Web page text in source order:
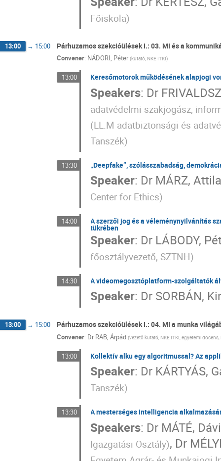
Főiskola)
13:00 → 15:00 Párhuzamos szekcióülések I.: 03. MI és a
Convener: NÁDORI, Péter (kutató, NKE ITKI)
13:00 Keresőmotorok működésének alapjogi
Speakers: Dr
adatvédelmi szakjogász,
(LL.M adatbiztonsági és
Tanszék)
13:30 „Deepfake”, szólásszabadság,
Speaker: Dr MÁRZ,
Center for Ethics)
14:00 A szerzői jog és a véleménynyilvánítás
tükrében
Speaker: Dr LÁBODY,
főosztályvezető, SZTNH)
14:30 A videomegosztóplatform-szolgáltatók
Speaker: Dr SORBÁN,
13:00 → 15:00 Párhuzamos szekcióülések I.: 04. MI a munka
Convener: Dr RAB, Árpád (vezető kutató, NKE ITKI, egyetemi docens,
13:00 Kollektív alku egy algoritmussal? Az
Speaker: Dr KÁRTYÁS,
Tanszék)
13:30 A mesterséges intelligencia
Speakers: Dr MÁTÉ,
Igazgatási Osztály), Dr